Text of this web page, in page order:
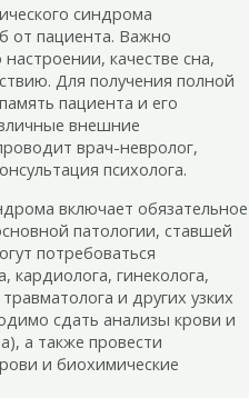
синдрома
от пациента. Важно
качестве сна,
Для получения полной
пациента и его
внешние
врач-невролог,
психолога.
включает обязательное
патологии, ставшей
потребоваться
кардиолога, гинеколога,
и других узких
сдать анализы крови и
а также провести
и биохимические